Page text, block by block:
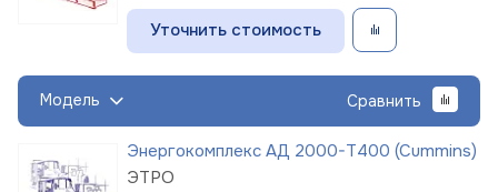
Уточнить стоимость
Модель Сравнить
Энергокомплекс АД 2000-Т400 (Cummins)
ЭТРО